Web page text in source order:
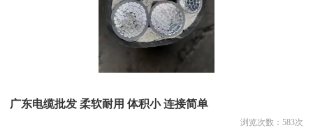
广东电缆批发 柔软耐用 体积小 连接简单
浏览次数： 583次